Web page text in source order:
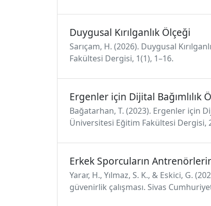
Duygusal Kırılganlık Ölçeği
Sarıçam, H. (2026). Duygusal
Fakültesi Dergisi, 1(1), 1–16.
Ergenler için Dijital Bağımlılık
Bağatarhan, T. (2023). Ergenler için
Üniversitesi Eğitim Fakültesi Dergisi,
Erkek Sporcuların
Yarar, H., Yılmaz, S. K., & Eskici, G.
güvenirlik çalışması. Sivas